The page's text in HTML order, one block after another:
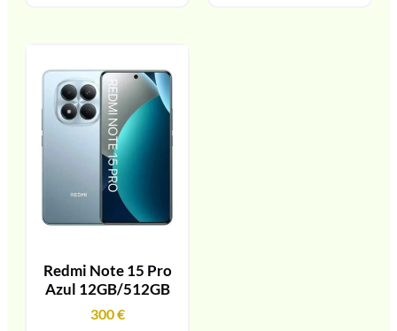
Redmi Note 15 Pro
Azul 12GB/512GB
300€